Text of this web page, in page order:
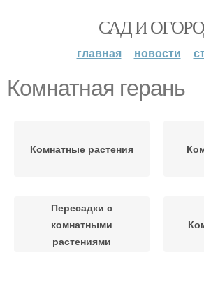
САД И
главная новости
Комнатная герань
Комнатные растения
Пересадки с
комнатными
растениями